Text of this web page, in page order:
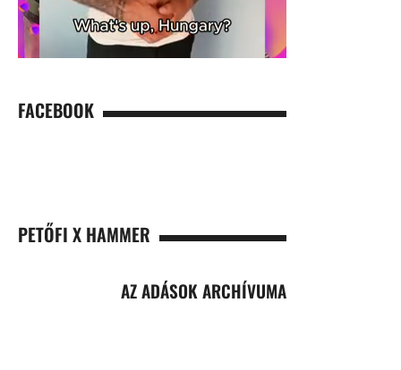
FACEBOOK
PETŐFI X HAMMER
AZ ADÁSOK ARCHÍVUMA